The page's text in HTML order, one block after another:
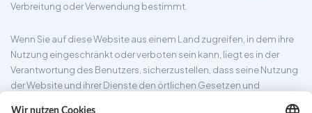
Verbreitung oder Verwendung bestimmt.
Wenn Sie auf diese Website aus einem Land zugreifen, in dem ihre
Nutzung eingeschränkt oder verboten sein kann, liegt es in der
Verantwortung des Benutzers, sicherzustellen, dass seine Nutzung
der Website und ihrer Dienste den örtlichen Gesetzen und